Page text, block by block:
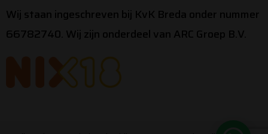
Wij staan ingeschreven bij KvK Breda onder nummer
66782740. Wij zijn onderdeel van ARC Groep B.V.